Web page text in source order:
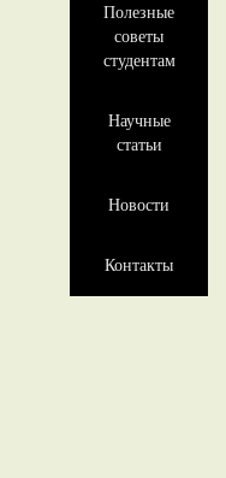
Полезные
советы
студентам
Научные
статьи
Новости
Контакты